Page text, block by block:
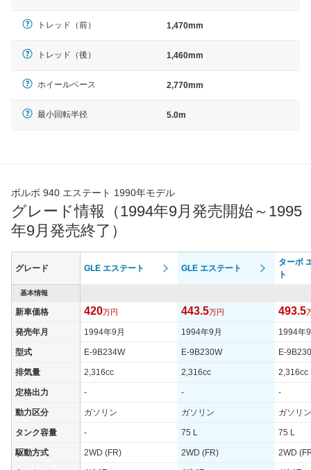
トレッド（前） 1,470mm
トレッド（後） 1,460mm
ホイールベース 2,770mm
最小回転半径 5.0m
ボルボ 940 エステート 1990年モデル
グレード情報（1994年9月発売開始～1995
年9月発売終了）
グレード GLE エステート GLE エステート
ターボ
ト
基本情報
新車価格 420万円 443.5万円 493.5
発売年月 1994年9月 1994年9月 1994年
型式 E-9B234W E-9B230W E-
排気量 2,316cc 2,316cc 2,316cc
定格出力 - - -
動力区分 ガソリン ガソリン ガソリン
タンク容量 - 75 L 75 L
駆動方式 2WD (FR) 2WD (FR) 2WD